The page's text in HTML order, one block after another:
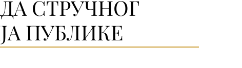
СТРУЧНОГ
ПУБЛИКЕ